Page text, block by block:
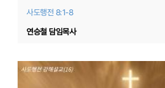
사도행전 8:1-8
연승철 담임목사